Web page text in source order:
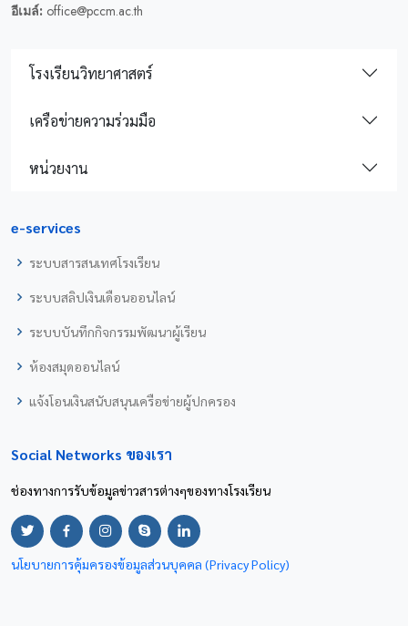
อีเมล์: office@pccm.ac.th
โรงเรียนวิทยาศาสตร์
เครือข่ายความร่วมมือ
หน่วยงาน
e-services
ระบบสารสนเทศโรงเรียน
ระบบสลิปเงินเดือนออนไลน์
ระบบบันทึกกิจกรรมพัฒนาผู้เรียน
ห้องสมุดออนไลน์
แจ้งโอนเงินสนับสนุนเครือข่ายผู้ปกครอง
Social Networks ของเรา
ช่องทางการรับข้อมูลข่าวสารต่างๆของทางโรงเรียน
นโยบายการคุ้มครองข้อมูลส่วนบุคคล (Privacy Policy)